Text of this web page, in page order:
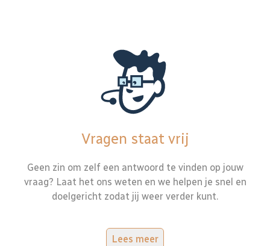
Vragen staat vrij
Geen zin om zelf een antwoord te vinden op jouw
vraag? Laat het ons weten en we helpen je snel en
doelgericht zodat jij weer verder kunt.
Lees meer